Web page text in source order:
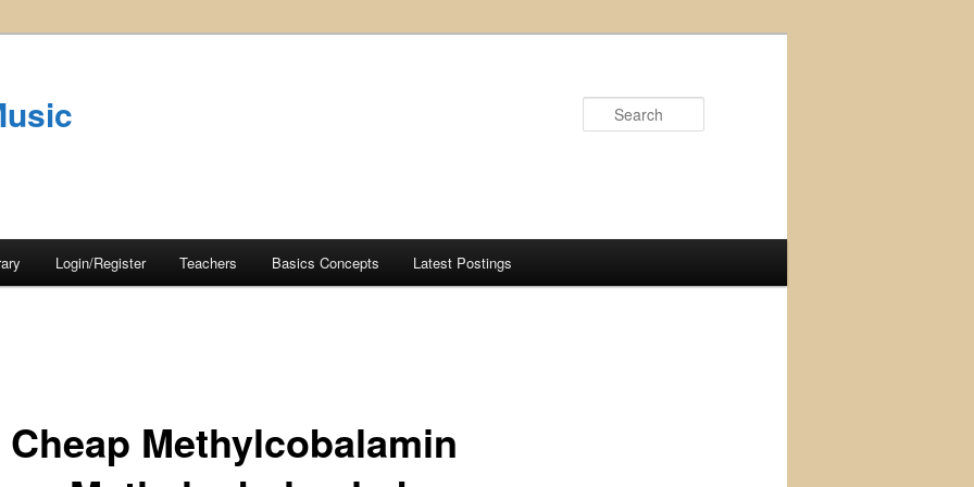
Login/Register Teachers Basics Concepts Latest Postings
Methylcobalamin